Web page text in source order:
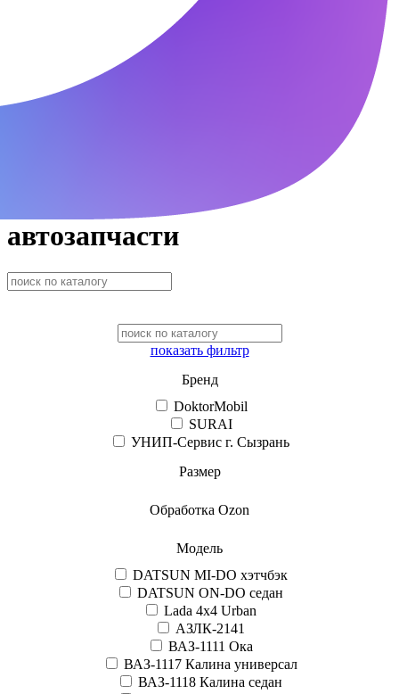
автозапчасти
показать фильтр
Бренд
DoktorMobil
SURAI
УНИП-Сервис г. Сызрань
Размер
Обработка Ozon
Модель
DATSUN MI-DO хэтчбэк
DATSUN ON-DO седан
Lada 4x4 Urban
АЗЛК-2141
ВАЗ-1111 Ока
ВАЗ-1117 Калина универсал
ВАЗ-1118 Калина седан